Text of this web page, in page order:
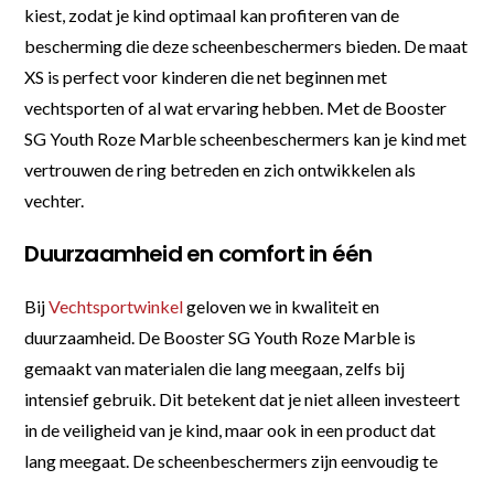
kiest, zodat je kind optimaal kan profiteren van de
bescherming die deze scheenbeschermers bieden. De maat
XS is perfect voor kinderen die net beginnen met
vechtsporten of al wat ervaring hebben. Met de Booster
SG Youth Roze Marble scheenbeschermers kan je kind met
vertrouwen de ring betreden en zich ontwikkelen als
vechter.
Duurzaamheid en comfort in één
BijVechtsportwinkelgeloven we in kwaliteit en
duurzaamheid. De Booster SG Youth Roze Marble is
gemaakt van materialen die lang meegaan, zelfs bij
intensief gebruik. Dit betekent dat je niet alleen investeert
in de veiligheid van je kind, maar ook in een product dat
lang meegaat. De scheenbeschermers zijn eenvoudig te